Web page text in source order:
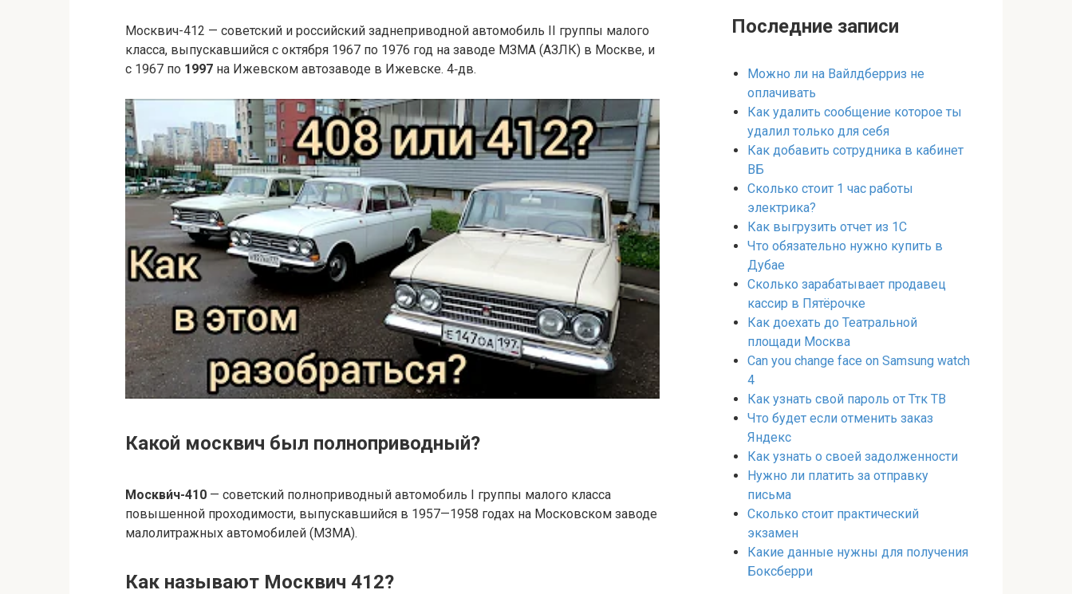
Москвич-412 — советский и российский заднеприводной автомобиль II группы малого
класса, выпускавшийся с октября 1967 по 1976 год на заводе МЗМА (АЗЛК) в Москве, и
с 1967 по 1997 на Ижевском автозаводе в Ижевске. 4‑дв.
Какой москвич был полноприводный?
Москви́ч-410 — советский полноприводный автомобиль I группы малого класса
повышенной проходимости, выпускавшийся в 1957—1958 годах на Московском заводе
малолитражных автомобилей (МЗМА).
Как называют Москвич 412?
Последние записи
Можно ли на Вайлдберриз не
оплачивать
Как удалить сообщение которое ты
удалил только для себя
Как добавить сотрудника в кабинет
ВБ
Сколько стоит 1 час работы
электрика?
Как выгрузить отчет из 1С
Что обязательно нужно купить в
Дубае
Сколько зарабатывает продавец
кассир в Пятёрочке
Как доехать до Театральной
площади Москва
Can you change face on Samsung watch
4
Как узнать свой пароль от Ттк ТВ
Что будет если отменить заказ
Яндекс
Как узнать о своей задолженности
Нужно ли платить за отправку
письма
Сколько стоит практический
экзамен
Какие данные нужны для получения
Боксберри